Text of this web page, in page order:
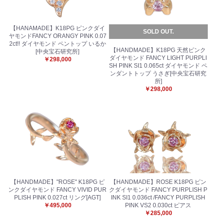
【HANAMADE】K18PG ピンクダイ
ヤモンドFANCY ORANGY PINK 0.07
2ct!! ダイヤモンド ペントップ いるか
[中央宝石研究所]
￥298,000
SOLD OUT.
【HANDMADE】K18PG 天然ピンク
ダイヤモンド FANCY LIGHT PURPLI
SH PINK SI1 0.065ct ダイヤモンド ペ
ンダントトップ うさぎ[中央宝石研究
所]
￥298,000
【HANDMADE】"ROSE" K18PG ピ
ンクダイヤモンド FANCY VIVID PUR
PLISH PINK 0.027ct リング[AGT]
￥495,000
【HANDMADE】ROSE K18PG ピン
クダイヤモンド FANCY PURPLISH P
INK SI1 0.036ct /FANCY PURPLISH
PINK VS2 0.030ct ピアス
￥285,000